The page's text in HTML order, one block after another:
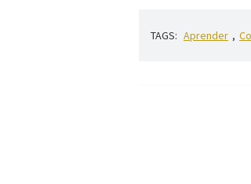
TAGS: Aprender ,